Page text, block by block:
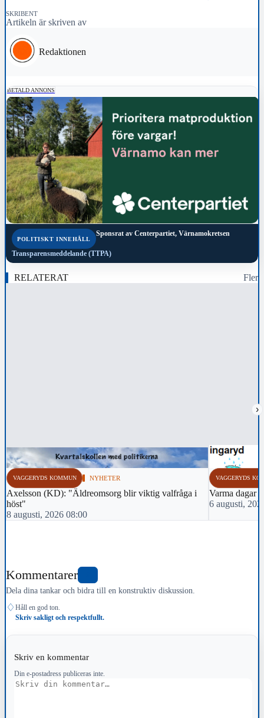
SKRIBENT
Artikeln är skriven av
Redaktionen
BETALD ANNONS
POLITISKT INNEHÅLL
Sponsrat av Centerpartiet, Värnamokretsen
Transparensmeddelande (TTPA)
RELATERAT Fler
›
VAGGERYDS KOMMUN NYHETER
Axelsson (KD): "Äldreomsorg blir viktig valfråga i
höst"
8 augusti, 2026 08:00
VAGGERYDS
Varma dagar i
6 augusti,
Kommentarer
Dela dina tankar och bidra till en konstruktiv diskussion.
♢ Håll en god ton.
Skriv sakligt och respektfullt.
Skriv en kommentar
Din e-postadress publiceras inte.
Kommentar